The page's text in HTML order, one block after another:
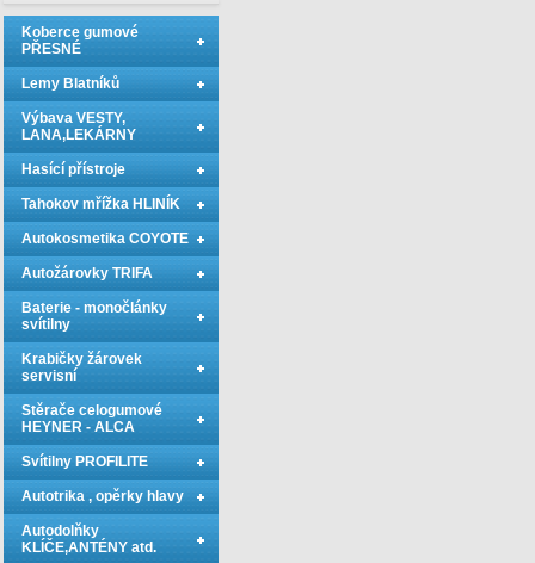
Koberce gumové
PŘESNÉ
Lemy Blatníků
Výbava VESTY,
LANA,LEKÁRNY
Hasící přístroje
Tahokov mřížka HLINÍK
Autokosmetika COYOTE
Autožárovky TRIFA
Baterie - monočlánky
svítilny
Krabičky žárovek
servisní
Stěrače celogumové
HEYNER - ALCA
Svítilny PROFILITE
Autotrika , opěrky hlavy
Autodolňky
KLÍČE,ANTÉNY atd.